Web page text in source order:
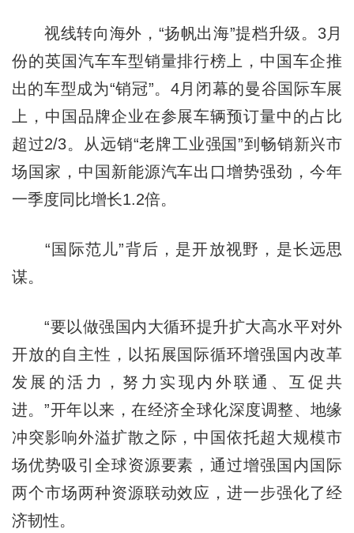
视线转向海外，“扬帆出海”提档升级。3月
份的英国汽车车型销量排行榜上，中国车企推
出的车型成为“销冠”。4月闭幕的曼谷国际车展
上，中国品牌企业在参展车辆预订量中的占比
超过2/3。从远销“老牌工业强国”到畅销新兴市
场国家，中国新能源汽车出口增势强劲，今年
一季度同比增长1.2倍。
“国际范儿”背后，是开放视野，是长远思
谋。
“要以做强国内大循环提升扩大高水平对外
开放的自主性，以拓展国际循环增强国内改革
发展的活力，努力实现内外联通、互促共
进。”开年以来，在经济全球化深度调整、地缘
冲突影响外溢扩散之际，中国依托超大规模市
场优势吸引全球资源要素，通过增强国内国际
两个市场两种资源联动效应，进一步强化了经
济韧性。